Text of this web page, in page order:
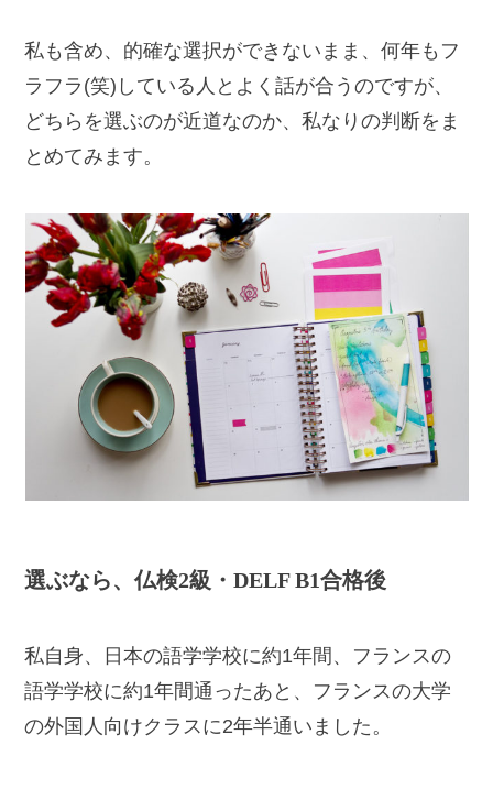
私も含め、的確な選択ができないまま、何年もフ
ラフラ(笑)している人とよく話が合うのですが、
どちらを選ぶのが近道なのか、私なりの判断をま
とめてみます。
選ぶなら、仏検2級・DELF B1合格後
私自身、日本の語学学校に約1年間、フランスの
語学学校に約1年間通ったあと、フランスの大学
の外国人向けクラスに2年半通いました。